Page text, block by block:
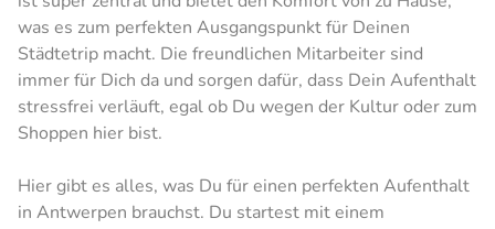
was es zum perfekten Ausgangspunkt für Deinen
Städtetrip macht. Die freundlichen Mitarbeiter sind
immer für Dich da und sorgen dafür, dass Dein Aufenthalt
stressfrei verläuft, egal ob Du wegen der Kultur oder zum
Shoppen hier bist.
Hier gibt es alles, was Du für einen perfekten Aufenthalt
in Antwerpen brauchst. Du startest mit einem